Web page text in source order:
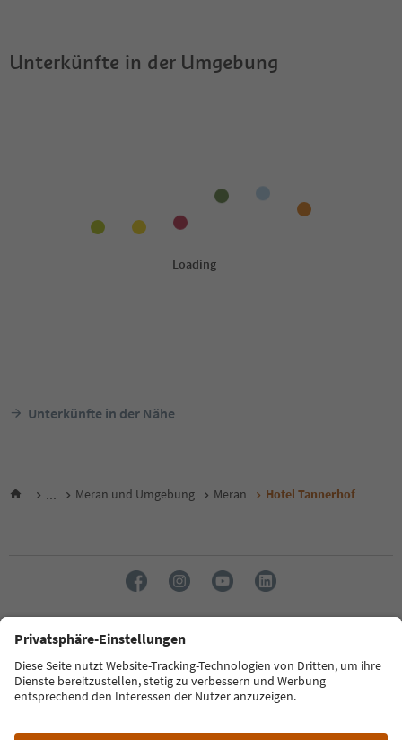
Unterkünfte in der Umgebung
Unterkünfte in der Nähe
... Meran und Umgebung Meran Hotel Tannerhof
Sprache: Deutsch
FAQ Kontakt Presse MICE Datenschutzerklärung